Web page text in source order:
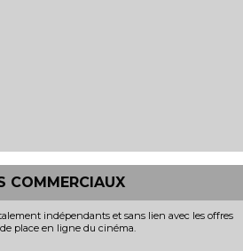
COMMERCIAUX
indépendants et sans lien avec les offres
place en ligne du cinéma.